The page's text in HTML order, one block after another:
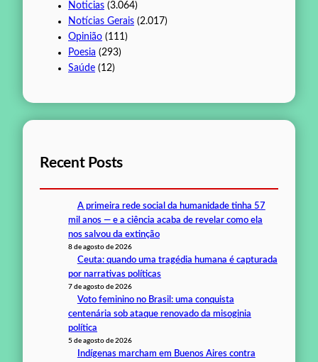
Noticias (3.064)
Notícias Gerais (2.017)
Opinião (111)
Poesia (293)
Saúde (12)
Recent Posts
A primeira rede social da humanidade tinha 57
mil anos — e a ciência acaba de revelar como ela
nos salvou da extinção
8 de agosto de 2026
Ceuta: quando uma tragédia humana é capturada
por narrativas políticas
7 de agosto de 2026
Voto feminino no Brasil: uma conquista
centenária sob ataque renovado da misoginia
política
5 de agosto de 2026
Indígenas marcham em Buenos Aires contra